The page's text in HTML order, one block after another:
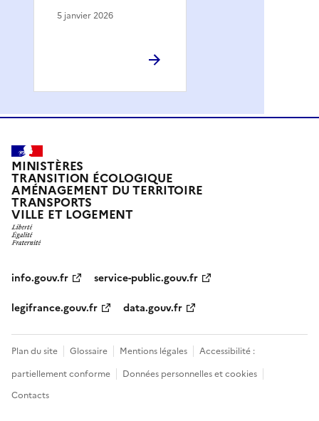
5 janvier 2026
MINISTÈRES
TRANSITION ÉCOLOGIQUE
AMÉNAGEMENT DU TERRITOIRE
TRANSPORTS
VILLE ET LOGEMENT
info.gouv.fr
service-public.gouv.fr
legifrance.gouv.fr
data.gouv.fr
Plan du site Glossaire Mentions légales
Accessibilité :
partiellement conforme
Données personnelles et cookies
Contacts